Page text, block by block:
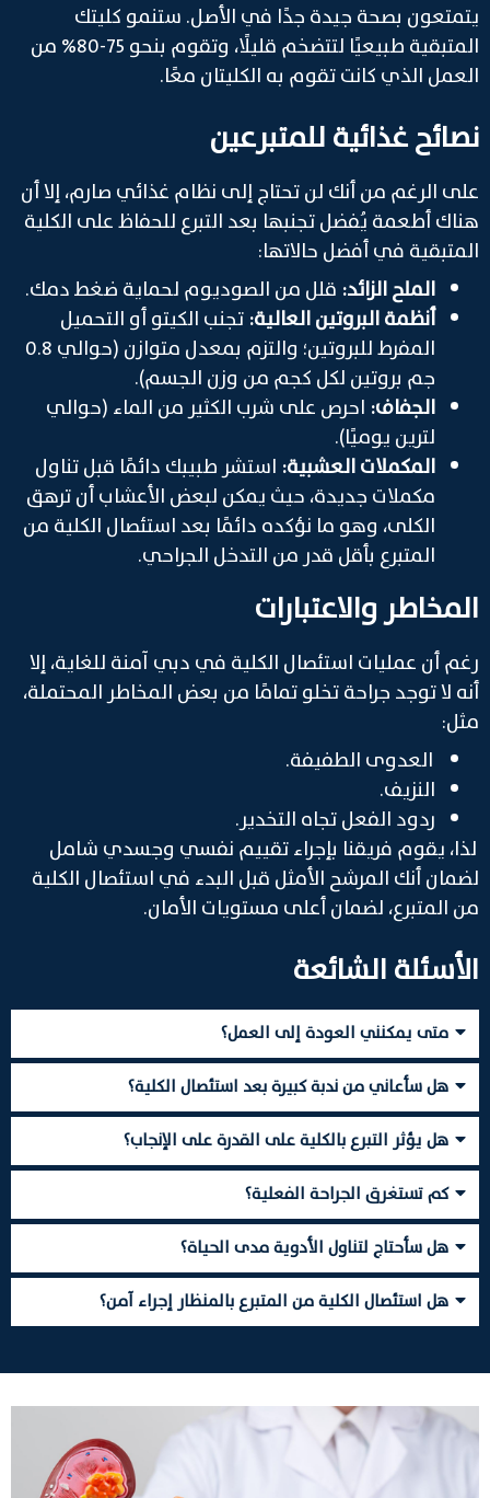
يتمتعون بصحة جيدة جدًا في الأصل. ستنمو كليتك
المتبقية طبيعيًا لتتضخم قليلًا، وتقوم بنحو 75-80% من
العمل الذي كانت تقوم به الكليتان معًا.
نصائح غذائية للمتبرعين
على الرغم من أنك لن تحتاج إلى نظام غذائي صارم، إلا أن
هناك أطعمة يُفضل تجنبها بعد التبرع للحفاظ على الكلية
المتبقية في أفضل حالاتها:
الملح الزائد: قلل من الصوديوم لحماية ضغط دمك.
أنظمة البروتين العالية:تجنب الكيتو أو التحميل
المفرط للبروتين؛ والتزم بمعدل متوازن (حوالي 0.8
جم بروتين لكل كجم من وزن الجسم).
الجفاف: احرص على شرب الكثير من الماء (حوالي
لترين يوميًا).
المكملات العشبية: استشر طبيبك دائمًا قبل تناول
مكملات جديدة، حيث يمكن لبعض الأعشاب أن ترهق
الكلى، وهو ما نؤكده دائمًا بعد استئصال الكلية من
المتبرع بأقل قدر من التدخل الجراحي.
المخاطر والاعتبارات
رغم أن عمليات استئصال الكلية في دبي آمنة للغاية، إلا
أنه لا توجد جراحة تخلو تمامًا من بعض المخاطر المحتملة،
مثل:
العدوى الطفيفة.
النزيف.
ردود الفعل تجاه التخدير.
لذا، يقوم فريقنا بإجراء تقييم نفسي وجسدي شامل
لضمان أنك المرشح الأمثل قبل البدء في استئصال الكلية
من المتبرع، لضمان أعلى مستويات الأمان.
الأسئلة الشائعة
متى يمكنني العودة إلى العمل؟
هل سأعاني من ندبة كبيرة بعد استئصال الكلية؟
هل يؤثر التبرع بالكلية على القدرة على الإنجاب؟
كم تستغرق الجراحة الفعلية؟
هل سأحتاج لتناول الأدوية مدى الحياة؟
هل استئصال الكلية من المتبرع بالمنظار إجراء آمن؟